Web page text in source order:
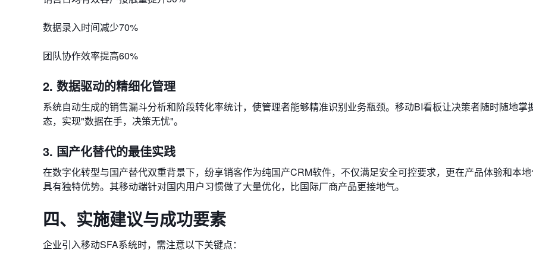
数据录入时间减少70%
团队协作效率提高60%
2. 数据驱动的精细化管理
系统自动生成的​​销售漏斗分析​​和​​阶段转化率统计​​，使管理者能够精准识别业务瓶颈。移动BI看板让决策者随时随地掌
态，实现"数据在手，决策无忧"。
3. 国产化替代的最佳实践
在数字化转型与国产替代双重背景下，纷享销客作为纯国产CRM软件，不仅满足安全可控要求，更在产品体验和本
具有独特优势。其移动端针对国内用户习惯做了大量优化，比国际厂商产品更接地气。
四、实施建议与成功要素
企业引入移动SFA系统时，需注意以下关键点：